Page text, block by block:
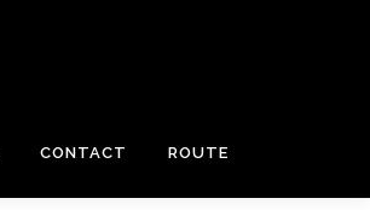
CONTACT ROUTE